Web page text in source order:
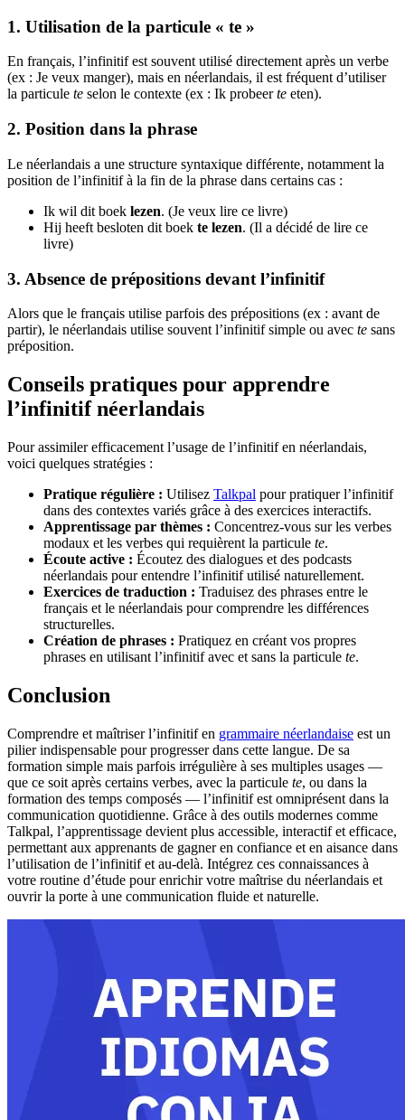
1. Utilisation de la particule « te »
En français, l’infinitif est souvent utilisé directement après un verbe
(ex : Je veux manger), mais en néerlandais, il est fréquent d’utiliser
la particule te selon le contexte (ex : Ik probeerte eten).
2. Position dans la phrase
Le néerlandais a une structure syntaxique différente, notamment la
position de l’infinitif à la fin de la phrase dans certains cas :
Ik wil dit boek lezen. (Je veux lire ce livre)
Hij heeft besloten dit boek te lezen. (Il a décidé de lire ce
livre)
3. Absence de prépositions devant l’infinitif
Alors que le français utilise parfois des prépositions (ex : avant de
partir), le néerlandais utilise souvent l’infinitif simple ou avec te sans
préposition.
Conseils pratiques pour apprendre
l’infinitif néerlandais
Pour assimiler efficacement l’usage de l’infinitif en néerlandais,
voici quelques stratégies :
Pratique régulière : Utilisez Talkpal pour pratiquer l’infinitif
dans des contextes variés grâce à des exercices interactifs.
Apprentissage par thèmes : Concentrez-vous sur les verbes
modaux et les verbes qui requièrent la particule te.
Écoute active : Écoutez des dialogues et des podcasts
néerlandais pour entendre l’infinitif utilisé naturellement.
Exercices de traduction : Traduisez des phrases entre le
français et le néerlandais pour comprendre les différences
structurelles.
Création de phrases : Pratiquez en créant vos propres
phrases en utilisant l’infinitif avec et sans la particule te.
Conclusion
Comprendre et maîtriser l’infinitif en grammaire néerlandaise est un
pilier indispensable pour progresser dans cette langue. De sa
formation simple mais parfois irrégulière à ses multiples usages —
que ce soit après certains verbes, avec la particule te, ou dans la
formation des temps composés — l’infinitif est omniprésent dans la
communication quotidienne. Grâce à des outils modernes comme
Talkpal, l’apprentissage devient plus accessible, interactif et efficace,
permettant aux apprenants de gagner en confiance et en aisance dans
l’utilisation de l’infinitif et au-delà. Intégrez ces connaissances à
votre routine d’étude pour enrichir votre maîtrise du néerlandais et
ouvrir la porte à une communication fluide et naturelle.